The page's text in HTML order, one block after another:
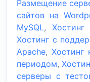
Размещение
сайтов на
MySQL,
Хостинг с
Apache, Хостинг
периодом,
серверы с